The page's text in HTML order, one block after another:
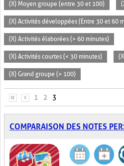
(X) Moyen groupe (entre 30 et 100)
(X) Activités développées (Entre 30 et 60
(X) Activités élaborées (> 60 minutes)
(X) Activités courtes (< 30 minutes)
(X) Grand groupe (> 100)
PAGES
« ‹ 1 2 3
COMPARAISON DES NOTES